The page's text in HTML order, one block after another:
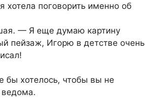
поговорить именно об
— Я еще думаю картину
пейзаж, Игорю в детстве очень
бы хотелось, чтобы вы не
ведома.